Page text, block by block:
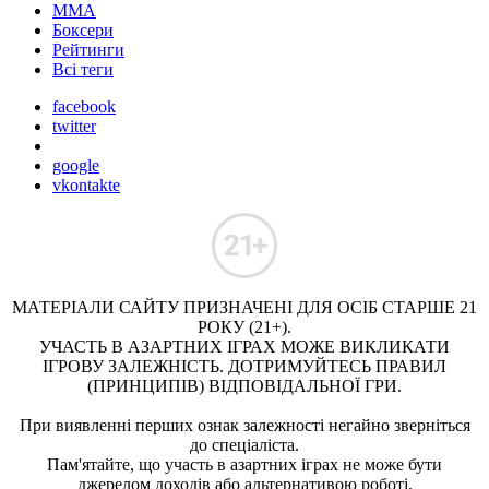
ММА
Боксери
Рейтинги
Всі теги
facebook
twitter
google
vkontakte
МАТЕРІАЛИ САЙТУ ПРИЗНАЧЕНІ ДЛЯ ОСІБ СТАРШЕ 21
РОКУ (21+).
УЧАСТЬ В АЗАРТНИХ ІГРАХ МОЖЕ ВИКЛИКАТИ
ІГРОВУ ЗАЛЕЖНІСТЬ. ДОТРИМУЙТЕСЬ ПРАВИЛ
(ПРИНЦИПІВ) ВІДПОВІДАЛЬНОЇ ГРИ.
При виявленні перших ознак залежності негайно зверніться
до спеціаліста.
Пам'ятайте, що участь в азартних іграх не може бути
джерелом доходів або альтернативою роботі.